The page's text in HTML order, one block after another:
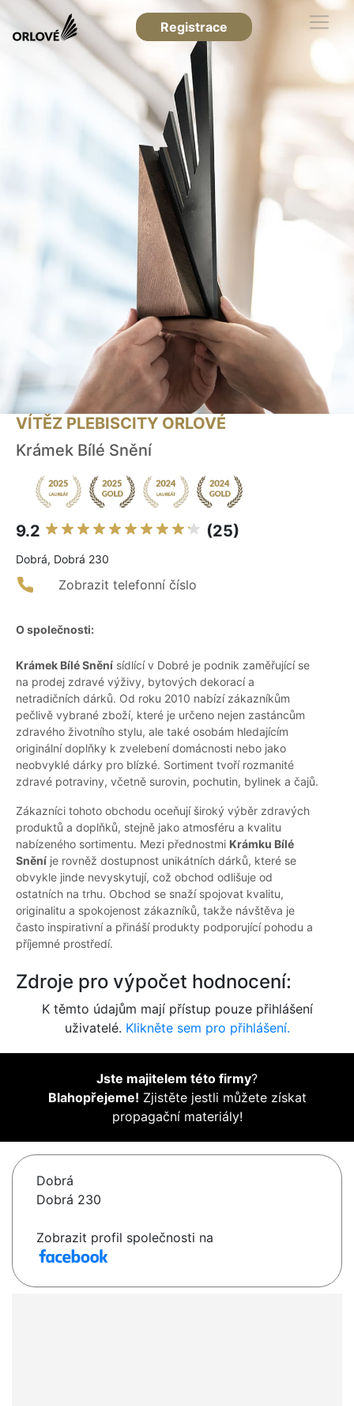
Registrace
VÍTĚZ PLEBISCITY ORLOVÉ
Krámek Bílé Snění
9.2 (25)
Dobrá, Dobrá 230
Zobrazit telefonní číslo
O společnosti:
Krámek Bílé Snění sídlící v Dobré je podnik zaměřující se
na prodej zdravé výživy, bytových dekorací a
netradičních dárků. Od roku 2010 nabízí zákazníkům
pečlivě vybrané zboží, které je určeno nejen zastáncům
zdravého životního stylu, ale také osobám hledajícím
originální doplňky k zvelebení domácnosti nebo jako
neobvyklé dárky pro blízké. Sortiment tvoří rozmanité
zdravé potraviny, včetně surovin, pochutin, bylinek a čajů.
Zákazníci tohoto obchodu oceňují široký výběr zdravých
produktů a doplňků, stejně jako atmosféru a kvalitu
nabízeného sortimentu. Mezi přednostmi Krámku Bílé
Snění je rovněž dostupnost unikátních dárků, které se
obvykle jinde nevyskytují, což obchod odlišuje od
ostatních na trhu. Obchod se snaží spojovat kvalitu,
originalitu a spokojenost zákazníků, takže návštěva je
často inspirativní a přináší produkty podporující pohodu a
příjemné prostředí.
Zdroje pro výpočet hodnocení:
K těmto údajům mají přístup pouze přihlášení
uživatelé. Klikněte sem pro přihlášení.
Jste majitelem této firmy?
Blahopřejeme! Zjistěte jestli můžete získat
propagační materiály!
Dobrá
Dobrá 230
Zobrazit profil společnosti na